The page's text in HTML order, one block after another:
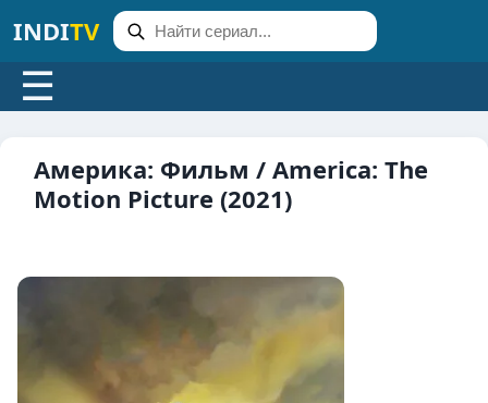
INDITV
☰
Америка: Фильм / America: The
Motion Picture (2021)